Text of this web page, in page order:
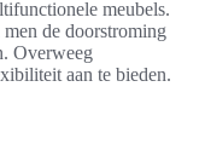
meubels.
de doorstroming
Overweeg
aan te bieden.